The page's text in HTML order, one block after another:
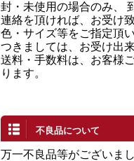
封・未使用の場合のみ、
連絡を頂ければ、お受け
色・サイズ等をご指定頂
つきましては、お受け出来
送料・手数料は、お客様
ります。
不良品について
万一不良品等がございま